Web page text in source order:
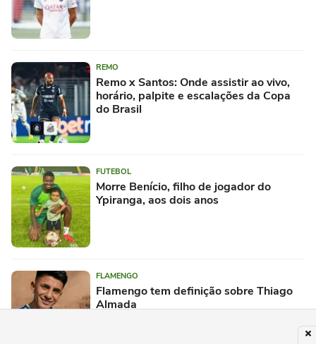
REMO
Remo x Santos: Onde assistir ao vivo,
horário, palpite e escalações da Copa
do Brasil
FUTEBOL
Morre Benício, filho de jogador do
Ypiranga, aos dois anos
FLAMENGO
Flamengo tem definição sobre Thiago
Almada